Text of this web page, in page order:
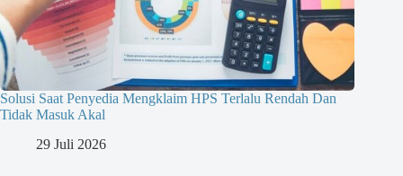
Solusi Saat Penyedia Mengklaim HPS Terlalu Rendah Dan
Tidak Masuk Akal
29 Juli 2026